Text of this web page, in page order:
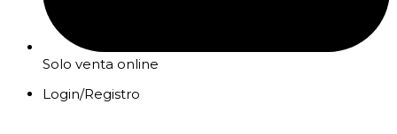
Solo venta online
Login/Registro